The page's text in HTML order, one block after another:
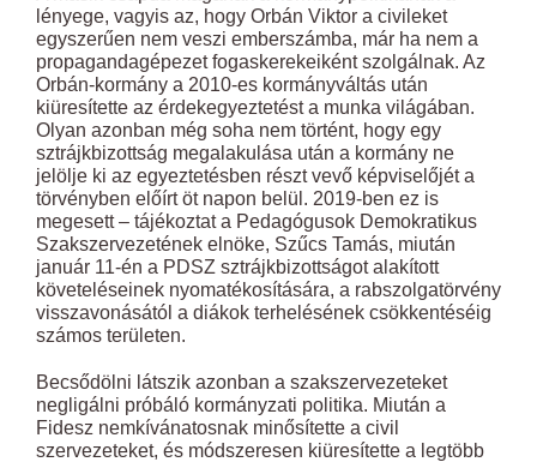
lényege, vagyis az, hogy Orbán Viktor a civileket
egyszerűen nem veszi emberszámba, már ha nem a
propagandagépezet fogaskerekeiként szolgálnak. Az
Orbán-kormány a 2010-es kormányváltás után
kiüresítette az érdekegyeztetést a munka világában.
Olyan azonban még soha nem történt, hogy egy
sztrájkbizottság megalakulása után a kormány ne
jelölje ki az egyeztetésben részt vevő képviselőjét a
törvényben előírt öt napon belül. 2019-ben ez is
megesett – tájékoztat a Pedagógusok Demokratikus
Szakszervezetének elnöke, Szűcs Tamás, miután
január 11-én a PDSZ sztrájkbizottságot alakított
követeléseinek nyomatékosítására, a rabszolgatörvény
visszavonásától a diákok terhelésének csökkentéséig
számos területen.
Becsődölni látszik azonban a szakszervezeteket
negligálni próbáló kormányzati politika. Miután a
Fidesz nemkívánatosnak minősítette a civil
szervezeteket, és módszeresen kiüresítette a legtöbb